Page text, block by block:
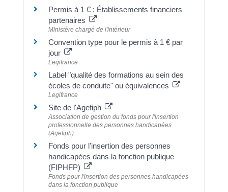
Permis à 1 € : Établissements financiers
partenaires
Ministère chargé de l'intérieur
Convention type pour le permis à 1 € par
jour
Legifrance
Label "qualité des formations au sein des
écoles de conduite" ou équivalences
Legifrance
Site de l'Agefiph
Association de gestion du fonds pour l'insertion
professionnelle des personnes handicapées
(Agefiph)
Fonds pour l'insertion des personnes
handicapées dans la fonction publique
(FIPHFP)
Fonds pour l'insertion des personnes handicapées
dans la fonction publique